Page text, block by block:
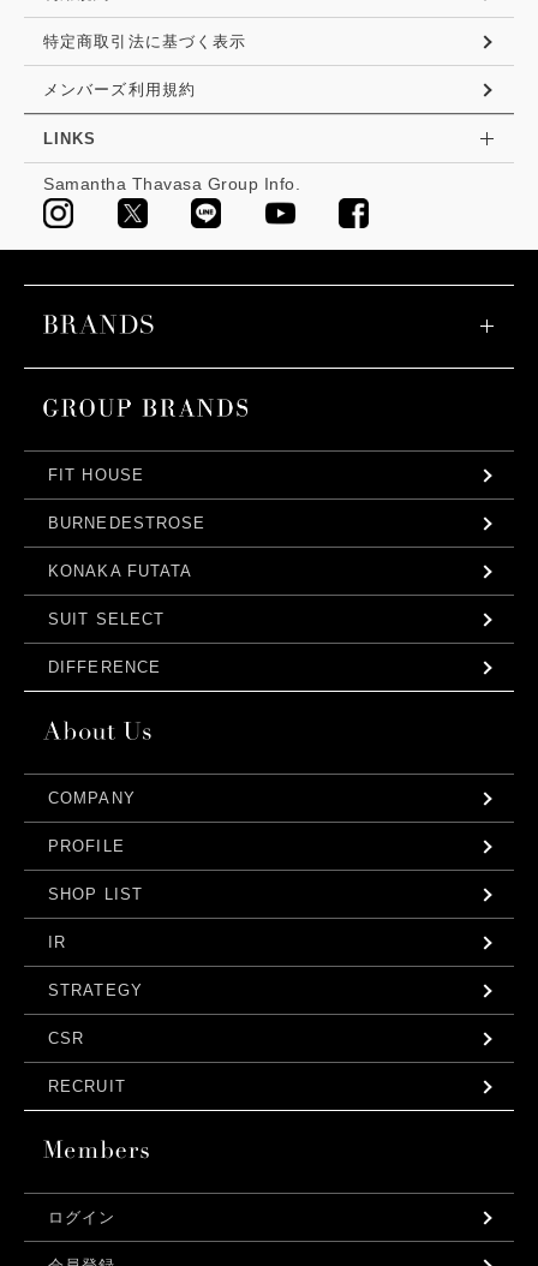
特定商取引法に基づく表示
メンバーズ利用規約
LINKS
Samantha Thavasa Group Info.
FIT HOUSE
BURNEDESTROSE
KONAKA FUTATA
SUIT SELECT
DIFFERENCE
COMPANY
PROFILE
SHOP LIST
IR
STRATEGY
CSR
RECRUIT
ログイン